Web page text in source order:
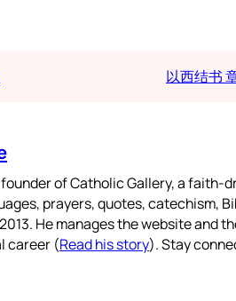
以西结书
of Catholic Gallery, a faith-
prayers, quotes, catechism,
He manages the website and
career (Read his story). Stay